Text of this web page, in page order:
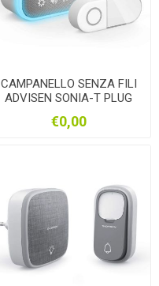
CAMPANELLO SENZA FILI
ADVISEN SONIA-T PLUG
€0,00